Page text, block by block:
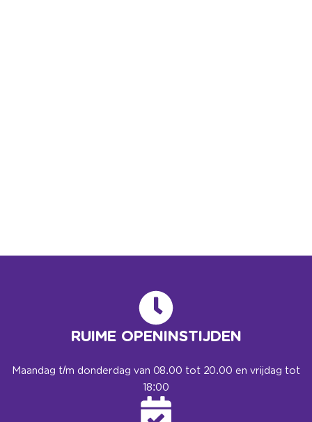
RUIME OPENINSTIJDEN
Maandag t/m donderdag van 08.00 tot 20.00 en vrijdag tot
18:00